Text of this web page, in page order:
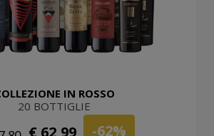
IN ROSSO
20 BOTTIGLIE
-62%